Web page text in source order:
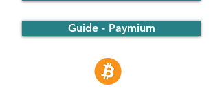
Guide - Paymium